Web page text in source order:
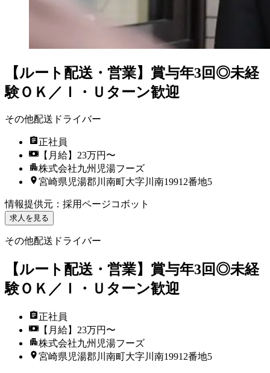
【ルート配送・営業】賞与年3回◎未経
験ＯＫ／Ｉ・Ｕターン歓迎
その他配送ドライバー
正社員
【月給】23万円〜
株式会社九州児湯フーズ
宮崎県児湯郡川南町大字川南19912番地5
情報提供元 ： 採用ページコボット
求人を見る
その他配送ドライバー
【ルート配送・営業】賞与年3回◎未経
験ＯＫ／Ｉ・Ｕターン歓迎
正社員
【月給】23万円〜
株式会社九州児湯フーズ
宮崎県児湯郡川南町大字川南19912番地5